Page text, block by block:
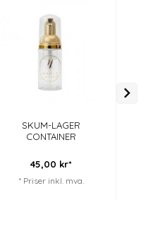
SKUM-LAGER
CONTAINER
45,00 kr*
* Priser inkl. mva.